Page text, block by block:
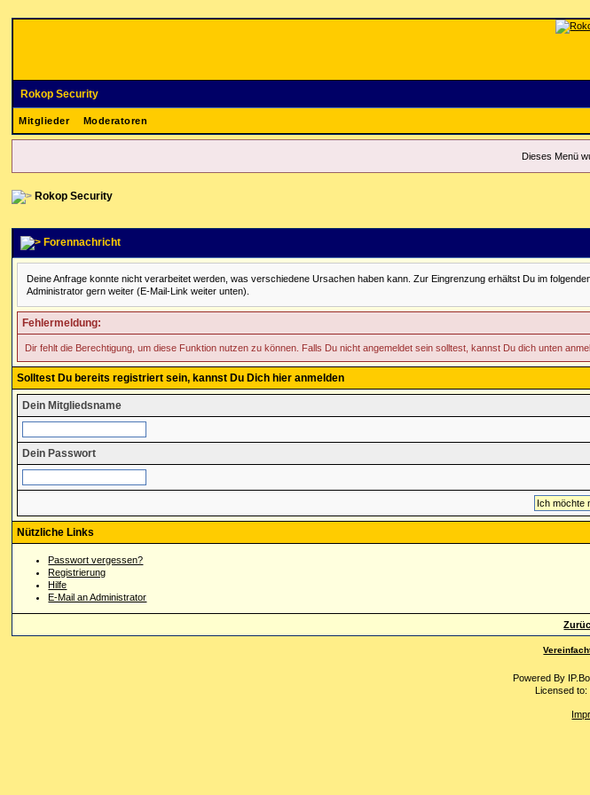
Rokop Security
Mitglieder Moderatoren
Dieses Menü
Rokop Security
Forennachricht
Deine Anfrage konnte nicht verarbeitet werden, was verschiedene Ursachen haben kann. Zur Eingrenzung erhältst Du im
Administrator gern weiter (E-Mail-Link weiter unten).
Fehlermeldung:
Dir fehlt die Berechtigung, um diese Funktion nutzen zu können. Falls Du nicht angemeldet sein solltest, kannst Du dich unten
Solltest Du bereits registriert sein, kannst Du Dich hier anmelden
Dein Mitgliedsname
Dein Passwort
Nützliche Links
Passwort vergessen?
Registrierung
Hilfe
E-Mail an Administrator
Powered By
Licensed